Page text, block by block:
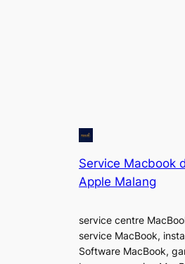
Service Macbook
Apple Malang
service centre
service MacBook,
Software MacBook,